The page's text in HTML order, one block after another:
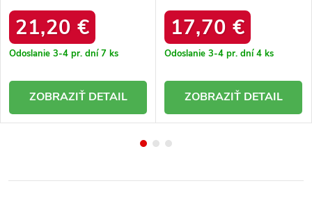
21,20 €
Odoslanie 3-4 pr. dní7 ks
DETAIL
17,70 €
Odoslanie 3-4 pr. dní4 ks
DETAIL